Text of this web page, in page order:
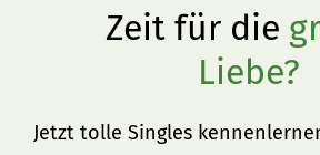
Zeit für die
Liebe?
Jetzt tolle Singles